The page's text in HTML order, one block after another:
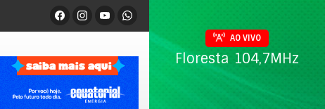
AO VIVO
Floresta 104,7MHz